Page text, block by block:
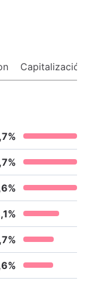
Capitalización
%
%
%
%
%
%